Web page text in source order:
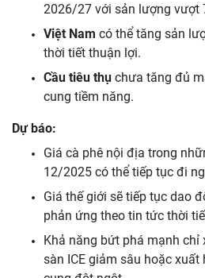
2026/27 với sản lượng vượt
Việt Nam có thể tăng sản
thời tiết thuận lợi.
Cầu tiêu thụ chưa tăng đủ
cung tiềm năng.
Dự báo:
Giá cà phê nội địa trong
12/2025 có thể tiếp tục đi
Giá thế giới sẽ tiếp tục dao
phản ứng theo tin tức thời
Khả năng bứt phá mạnh chỉ
sàn ICE giảm sâu hoặc